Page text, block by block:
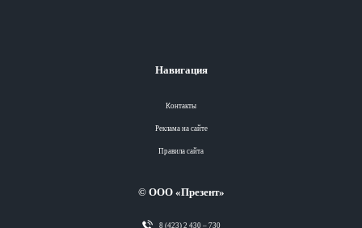
Навигация
Контакты
Реклама на сайте
Правила сайта
© ООО «Презент»
8 (423) 2 430 – 730